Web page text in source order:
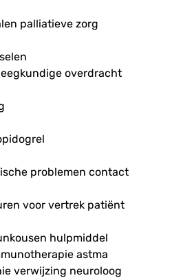
palliatieve zorg
overdracht
problemen contact
voor vertrek patiënt
hulpmiddel
astma
verwijzing neuroloog